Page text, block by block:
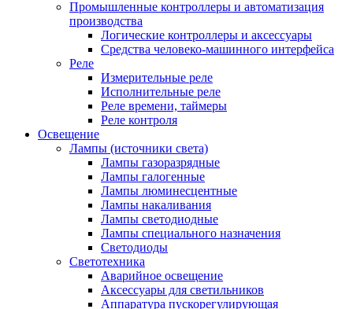
Промышленные контроллеры и автоматизация
производства
Логические контроллеры и аксессуары
Средства человеко-машинного интерфейса
Реле
Измерительные реле
Исполнительные реле
Реле времени, таймеры
Реле контроля
Освещение
Лампы (источники света)
Лампы газоразрядные
Лампы галогенные
Лампы люминесцентные
Лампы накаливания
Лампы светодиодные
Лампы специального назначения
Светодиоды
Светотехника
Аварийное освещение
Аксессуары для светильников
Аппаратура пускорегулирующая